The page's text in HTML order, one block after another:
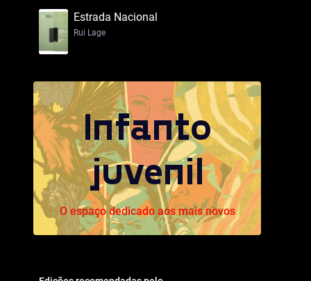
Estrada Nacional
Rui Lage
Infanto
juvenil
O espaço dedicado aos mais novos